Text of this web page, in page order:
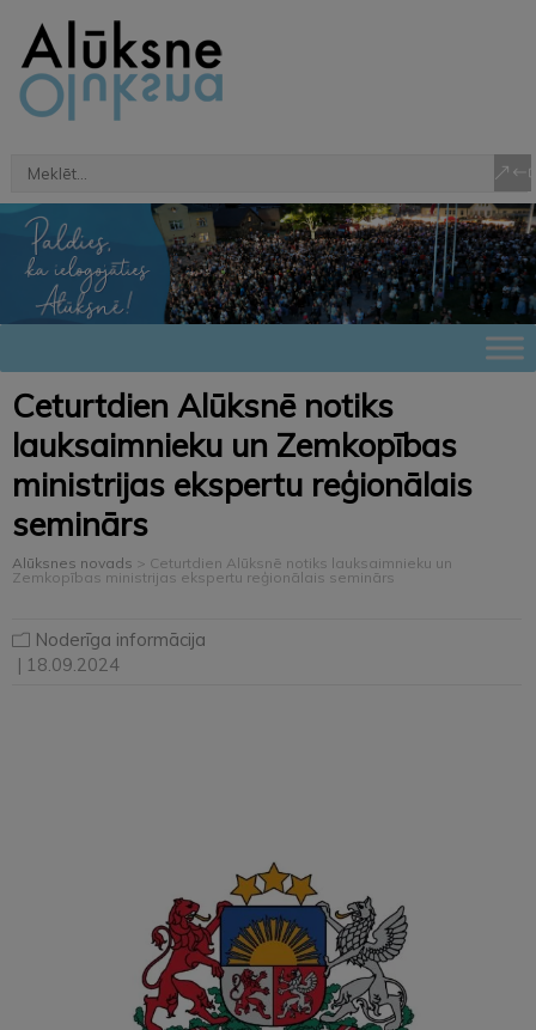
Ceturtdien Alūksnē notiks
lauksaimnieku un Zemkopības
ministrijas ekspertu reģionālais
seminārs
Alūksnes novads > Ceturtdien Alūksnē notiks lauksaimnieku un
Zemkopības ministrijas ekspertu reģionālais seminārs
Noderīga informācija
| 18.09.2024